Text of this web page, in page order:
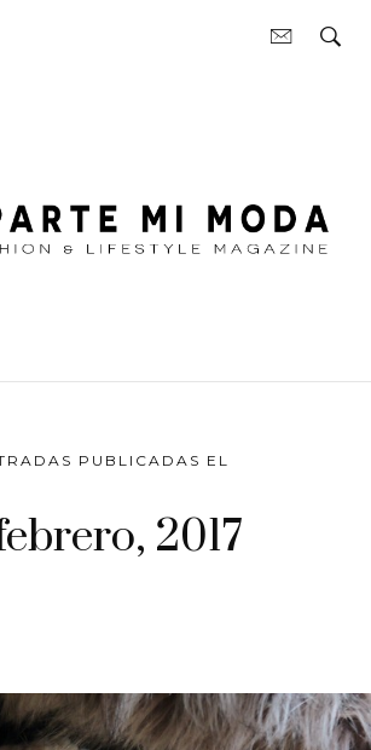
PUBLICADAS EL
2017